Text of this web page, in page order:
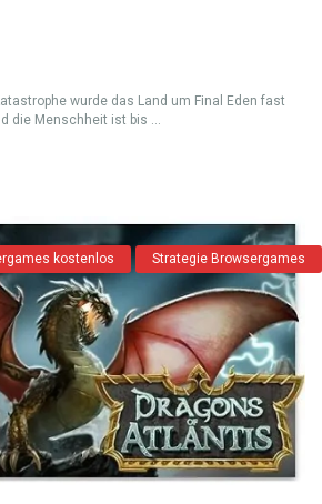
wurde das Land um Final Eden fast
die Menschheit ist bis ...
kostenlos Strategie Browsergames